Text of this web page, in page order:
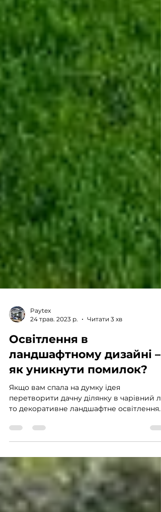
Paytex
24 трав. 2023 р.
Читати 3 хв
Освітлення в
ландшафтному дизайні –
як уникнути помилок?
Якщо вам спала на думку ідея
то декоративне ландшафтне освітлення
дасть можливість проявити...